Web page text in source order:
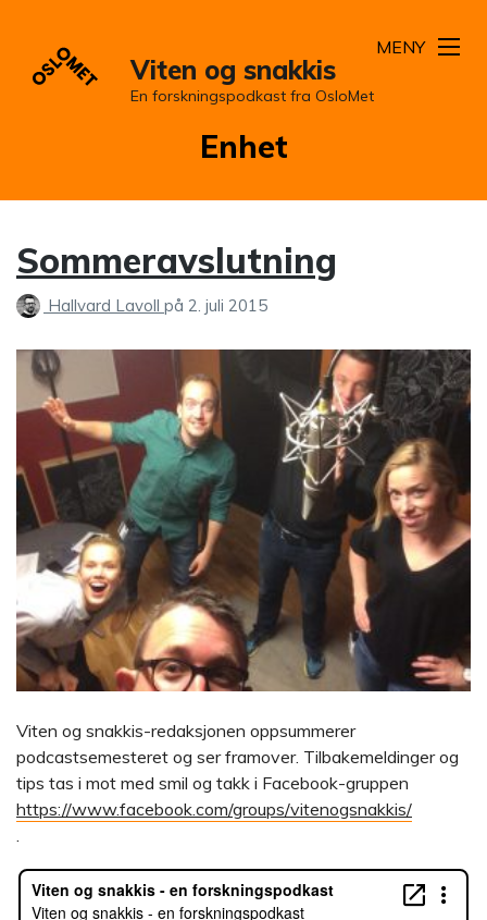
Viten og snakkis
En forskningspodkast fra OsloMet
MENY
Kategori:
Enhet
Sommeravslutning
Hallvard Lavoll på 2. juli 2015
Viten og snakkis-redaksjonen oppsummerer
podcastsemesteret og ser framover. Tilbakemeldinger og
tips tas i mot med smil og takk i Facebook-gruppen
https://www.facebook.com/groups/vitenogsnakkis/